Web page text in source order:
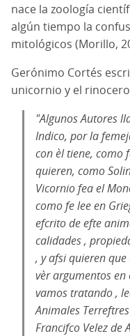
nace la zoología
algún tiempo la
mitológicos (Morillo,
Gerónimo Cortés
unicornio y el
"Algunos Autores
Indico, por la
con èl tiene, como
quieren, como
Vicornio fea el
como fe lee en
efcrito de efte
calidades ,
, y afsi quieren
vèr argumentos
vamos tratando ,
Animales
Francifco Velez de